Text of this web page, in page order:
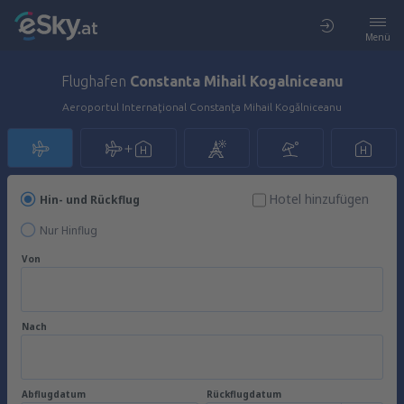
Menü
Flughafen Constanta Mihail Kogalniceanu
Aeroportul Internaţional Constanţa Mihail Kogălniceanu
Hin- und Rückflug
Nur Hinflug
Hotel hinzufügen
Von
Nach
Abflugdatum Rückflugdatum